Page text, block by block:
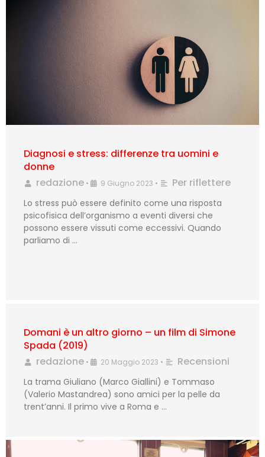
Diagnosi e stress: differenze tra uomini e
donne
redazione • 9 Giugno 2023 • Per riflettere
Lo stress può essere definito come una risposta
psicofisica dell’organismo a eventi diversi che
possono essere vissuti come eccessivi. Quando
parliamo di …
Domani è un altro giorno – un film di Simone
Spada (2019)
redazione • 20 Maggio 2023 • Recensioni
La trama Giuliano (Marco Giallini) e Tommaso
(Valerio Mastandrea) sono amici per la pelle da
trent’anni. Il primo vive a Roma e …